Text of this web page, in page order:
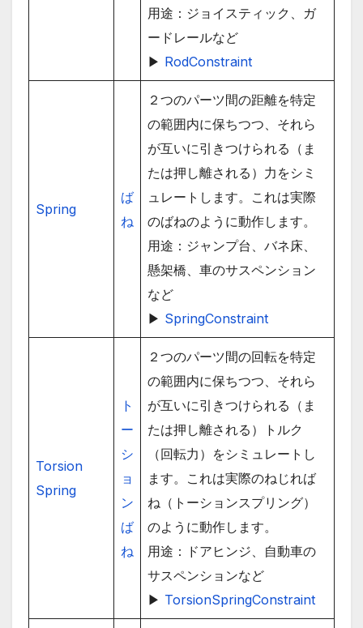
用途：ジョイスティック、ガ
ードレールなど
▶ RodConstraint
Spring
ば
ね
２つのパーツ間の距離を特定
の範囲内に保ちつつ、それら
が互いに引きつけられる（ま
たは押し離される）力をシミ
ュレートします。これは実際
のばねのように動作します。
用途：ジャンプ台、バネ床、
懸架橋、車のサスペンション
など
▶ SpringConstraint
Torsion
Spring
ト
ー
シ
ョ
ン
ば
ね
２つのパーツ間の回転を特定
の範囲内に保ちつつ、それら
が互いに引きつけられる（ま
たは押し離される）トルク
（回転力）をシミュレートし
ます。これは実際のねじれば
ね（トーションスプリング）
のように動作します。
用途：ドアヒンジ、自動車の
サスペンションなど
▶ TorsionSpringConstraint